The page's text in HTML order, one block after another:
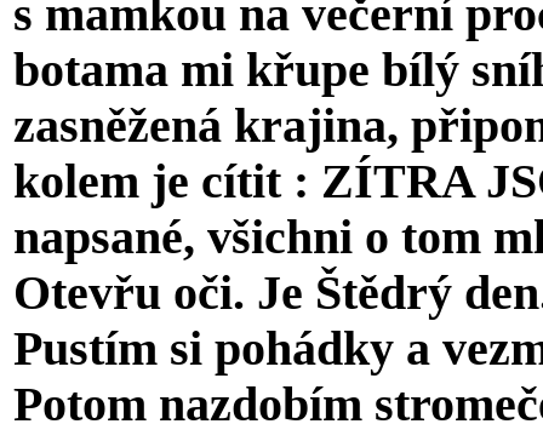
s mamkou na večerní
botama mi křupe bílý
zasněžená krajina,
kolem je cítit : ZÍTRA
napsané, všichni o tom
Otevřu oči. Je Štědrý
Pustím si pohádky a
Potom nazdobím